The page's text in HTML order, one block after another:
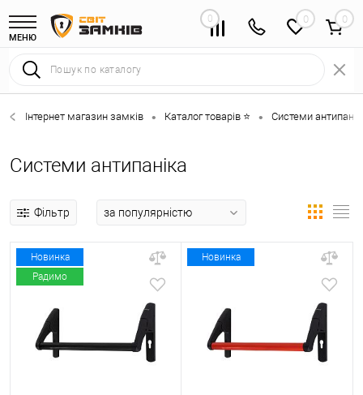
МЕНЮ
0 0
Інтернет магазин замків • Каталог товарів ⭐ • Системи
Системи антипаніка
Фільтр
Новинка
Радимо
Новинка